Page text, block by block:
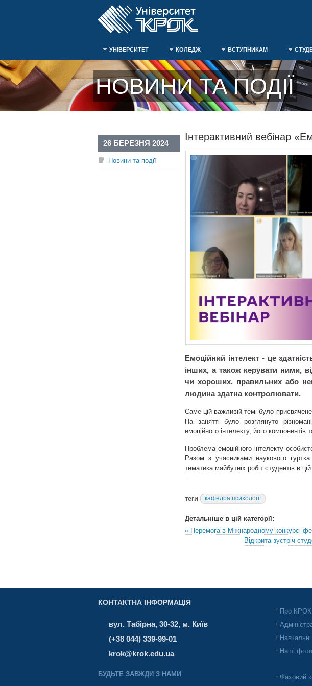
УНІВЕРСИТЕТ КОЛЕДЖ ВСТУПНИКАМ
НОВИНИ ТА ПОДІЇ
Інтерактивний вебінар
26 БЕРЕЗНЯ 2024
Новини та події
Емоційний інтелект - це
інших, а також керувати ними,
чи хороших, правильних або
людина здатна контролювати.
Саме цій важливій темі було
На занятті було розглянуто
емоційного інтелекту, його компонентів
Проблема емоційного інтелекту
Разом з учасниками наукового
тематика майбутніх робіт студентів в цій
теги кафедра психології
Детальніше в цій категорії:
« Перемога в Міжнародному конкурсі-
Відкрита зустріч
КОНТАКТНА ІНФОРМАЦІЯ
вул. Табірна, 30-32, м. Київ
(+38 044) 339-99-01
krok@krok.edu.ua
БУДЬТЕ ЗАВЖДИ З НАМИ
Про КРОК
Наші фото
Фаховий